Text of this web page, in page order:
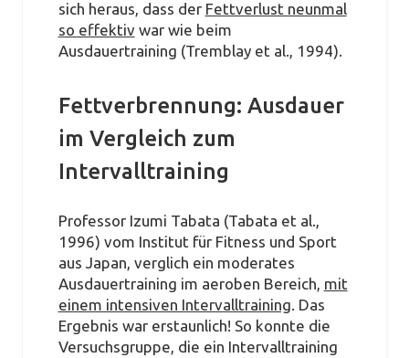
sich heraus, dass der Fettverlust neunmal
so effektiv war wie beim
Ausdauertraining (Tremblay et al., 1994).
Fettverbrennung: Ausdauer
im Vergleich zum
Intervalltraining
Professor Izumi Tabata (Tabata et al.,
1996) vom Institut für Fitness und Sport
aus Japan, verglich ein moderates
Ausdauertraining im aeroben Bereich, mit
einem intensiven Intervalltraining. Das
Ergebnis war erstaunlich! So konnte die
Versuchsgruppe, die ein Intervalltraining